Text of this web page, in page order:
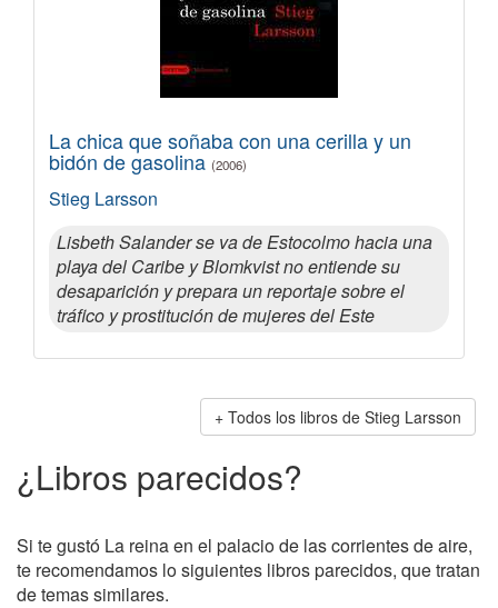
La chica que soñaba con una cerilla y un
bidón de gasolina (2006)
Stieg Larsson
Lisbeth Salander se va de Estocolmo hacia una
playa del Caribe y Blomkvist no entiende su
desaparición y prepara un reportaje sobre el
tráfico y prostitución de mujeres del Este
Todos los libros de Stieg Larsson
¿Libros parecidos?
Si te gustó La reina en el palacio de las corrientes de aire,
te recomendamos lo siguientes libros parecidos, que tratan
de temas similares.